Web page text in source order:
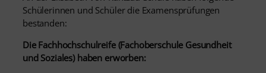
Schülerinnen und Schüler die Examensprüfungen
bestanden:
Die Fachhochschulreife (Fachoberschule Gesundheit
und Soziales) haben erworben: